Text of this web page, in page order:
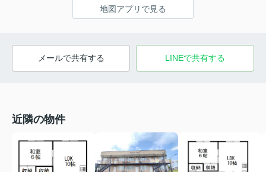
地図アプリで見る
メールで共有する LINEで共有する
近隣の物件